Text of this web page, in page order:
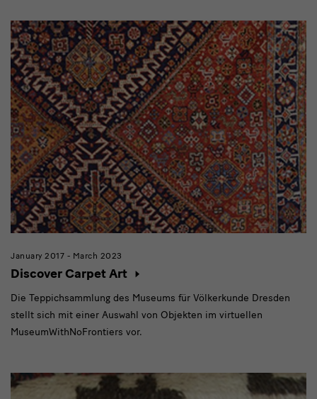
January 2017 - March 2023
Discover Carpet Art
Die Teppichsammlung des Museums für Völkerkunde Dresden
stellt sich mit einer Auswahl von Objekten im virtuellen
MuseumWithNoFrontiers vor.